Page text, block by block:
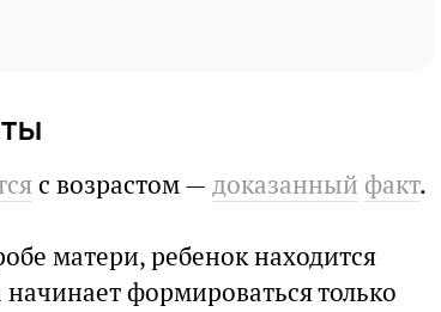
с возрастом — доказанный факт.
матери, ребенок находится
формироваться только